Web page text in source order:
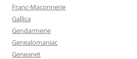
Franc-Maçonnerie
Gallica
Gendarmerie
Genealomaniac
Geneanet